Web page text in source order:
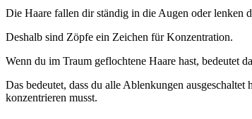
Die Haare fallen dir ständig in die Augen oder lenken
Deshalb sind Zöpfe ein Zeichen für Konzentration.
Wenn du im Traum geflochtene Haare hast, bedeutet
Das bedeutet, dass du alle Ablenkungen
konzentrieren musst.